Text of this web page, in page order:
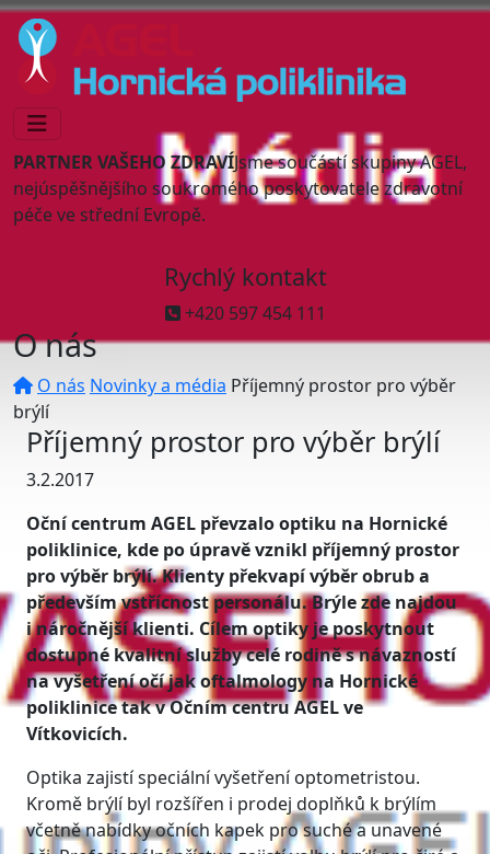
PARTNER VAŠEHO ZDRAVÍJsme součástí skupiny AGEL,
nejúspěšnějšího soukromého poskytovatele zdravotní
péče ve střední Evropě.
Rychlý kontakt
+420 597 454 111
O nás
O nás Novinky a média Příjemný prostor pro výběr
brýlí
Příjemný prostor pro výběr brýlí
3.2.2017
Oční centrum AGEL převzalo optiku na Hornické
poliklinice, kde po úpravě vznikl příjemný prostor
pro výběr brýlí. Klienty překvapí výběr obrub a
především vstřícnost personálu. Brýle zde najdou
i náročnější klienti. Cílem optiky je poskytnout
dostupné kvalitní služby celé rodině s návazností
na vyšetření očí jak oftalmology na Hornické
poliklinice tak v Očním centru AGEL ve
Vítkovicích.
Optika zajistí speciální vyšetření optometristou.
Kromě brýlí byl rozšířen i prodej doplňků k brýlím
včetně nabídky očních kapek pro suché a unavené